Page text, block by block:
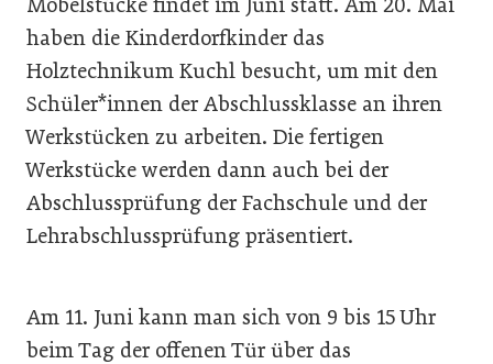
haben die Kinderdorfkinder das
Holztechnikum Kuchl besucht, um mit den
Schüler*innen der Abschlussklasse an ihren
Werkstücken zu arbeiten. Die fertigen
Werkstücke werden dann auch bei der
Abschlussprüfung der Fachschule und der
Lehrabschlussprüfung präsentiert.
Am 11. Juni kann man sich von 9 bis 15 Uhr
beim Tag der offenen Tür über das